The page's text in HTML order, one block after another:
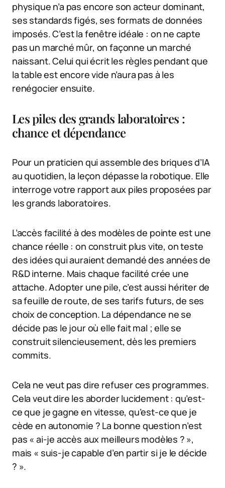
physique n’a pas encore son acteur dominant,
ses standards figés, ses formats de données
imposés. C’est la fenêtre idéale : on ne capte
pas un marché mûr, on façonne un marché
naissant. Celui qui écrit les règles pendant que
la table est encore vide n’aura pas à les
renégocier ensuite.
Les piles des grands laboratoires :
chance et dépendance
Pour un praticien qui assemble des briques d’IA
au quotidien, la leçon dépasse la robotique. Elle
interroge votre rapport aux piles proposées par
les grands laboratoires.
L’accès facilité à des modèles de pointe est une
chance réelle : on construit plus vite, on teste
des idées qui auraient demandé des années de
R&D interne. Mais chaque facilité crée une
attache. Adopter une pile, c’est aussi hériter de
sa feuille de route, de ses tarifs futurs, de ses
choix de conception. La dépendance ne se
décide pas le jour où elle fait mal ; elle se
construit silencieusement, dès les premiers
commits.
Cela ne veut pas dire refuser ces programmes.
Cela veut dire les aborder lucidement : qu’est-
ce que je gagne en vitesse, qu’est-ce que je
cède en autonomie ? La bonne question n’est
pas « ai-je accès aux meilleurs modèles ? »,
mais « suis-je capable d’en partir si je le décide
? ».